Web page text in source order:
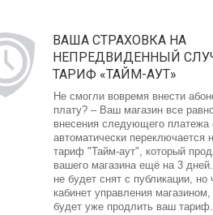
ВАША СТРАХОВКА НА
НЕПРЕДВИДЕННЫЙ
ТАРИФ «ТАЙМ-АУТ»
Не смогли вовремя внести
плату? – Ваш магазин все
внесения следующего платежа
автоматически переключается
тариф "Тайм-аут", который
вашего магазина ещё на 3
не будет снят с публикации, но
кабинет управления
будет уже продлить ваш тариф.